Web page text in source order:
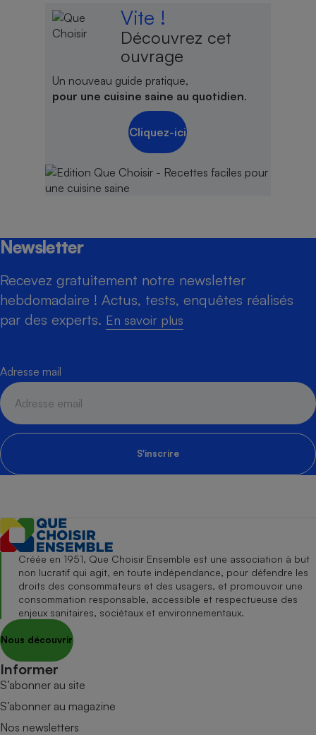
Vite !
Découvrez cet
ouvrage
Un nouveau guide pratique,
pour une cuisine saine au quotidien.
Cliquez-ici
Newsletter
Recevez gratuitement notre newsletter
hebdomadaire ! Actus, tests, enquêtes réalisés
par des experts. En savoir plus
Adresse mail
S'inscrire
Créée en 1951, Que Choisir Ensemble est une association à but
non lucratif qui agit, en toute indépendance, pour défendre les
droits des consommateurs et des usagers, et promouvoir une
consommation responsable, accessible et respectueuse des
enjeux sanitaires, sociétaux et environnementaux.
Nous découvrir
Informer
S’abonner au site
S’abonner au magazine
Nos newsletters